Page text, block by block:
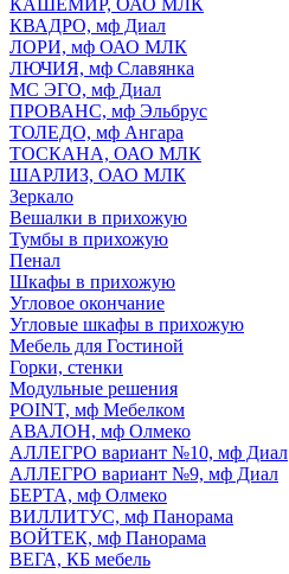
КАШЕМИР, ОАО МЛК
КВАДРО, мф Диал
ЛОРИ, мф ОАО МЛК
ЛЮЧИЯ, мф Славянка
МС ЭГО, мф Диал
ПРОВАНС, мф Эльбрус
ТОЛЕДО, мф Ангара
ТОСКАНА, ОАО МЛК
ШАРЛИЗ, ОАО МЛК
Зеркало
Вешалки в прихожую
Тумбы в прихожую
Пенал
Шкафы в прихожую
Угловое окончание
Угловые шкафы в прихожую
Мебель для Гостиной
Горки, стенки
Модульные решения
POINT, мф Мебелком
АВАЛОН, мф Олмеко
АЛЛЕГРО вариант №10, мф Диал
АЛЛЕГРО вариант №9, мф Диал
БЕРТА, мф Олмеко
ВИЛЛИТУС, мф Панорама
ВОЙТЕК, мф Панорама
ВЕГА, КБ мебель